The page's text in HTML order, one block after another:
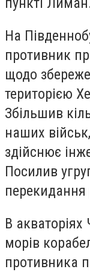
На
противник
щодо
територією
Збільшив
наших
здійснює
Посилив
перекидання
В
морів
противника